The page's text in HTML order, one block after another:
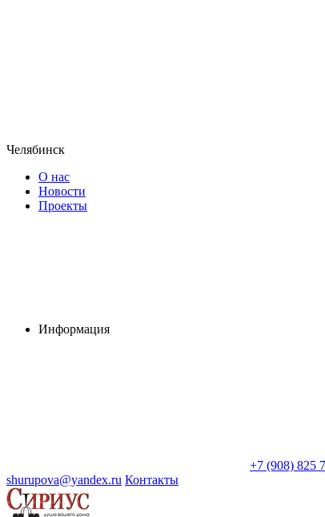
Челябинск
О нас
Новости
Проекты
Информация
+7 (908) 825
shurupova@yandex.ru Контакты